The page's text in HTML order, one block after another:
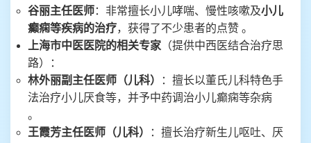
谷丽主任医师：非常擅长小儿哮喘、慢性咳嗽及小儿
癫痫等疾病的治疗，获得了不少患者的点赞 。
上海市中医医院的相关专家 （提供中西医结合治疗思
路）：
林外丽副主任医师（儿科）
：擅长以董氏儿科特色手
法治疗小儿厌食等，并予中药调治小儿癫痫等杂病
。
王霞芳主任医师（儿科）
：擅长治疗新生儿呕吐、厌